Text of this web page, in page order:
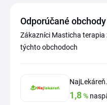
Odporúčané
Zákazníci Masticha
týchto obchodoch
1,8%